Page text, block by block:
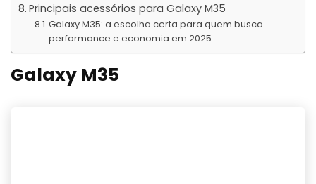
Principais acessórios para Galaxy M35
Galaxy M35: a escolha certa para quem busca
performance e economia em 2025
Galaxy M35